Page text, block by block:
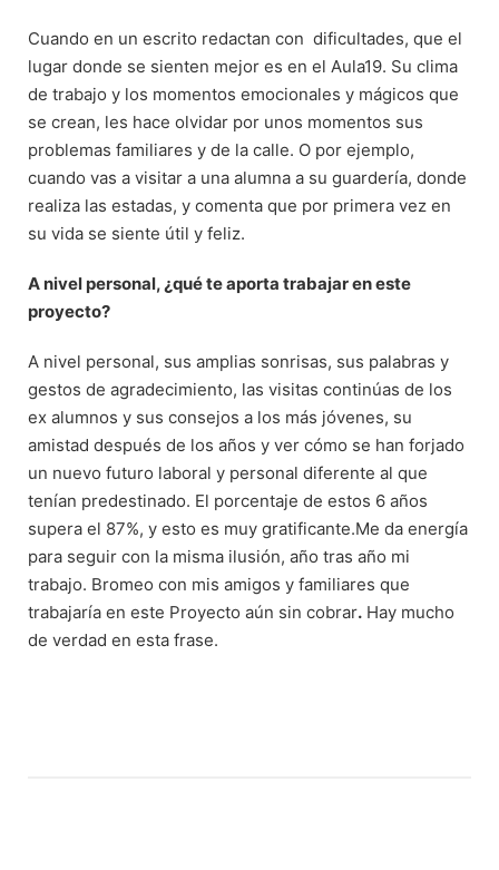
Cuando en un escrito redactan con dificultades, que el
lugar donde se sienten mejor es en el Aula19. Su clima
de trabajo y los momentos emocionales y mágicos que
se crean, les hace olvidar por unos momentos sus
problemas familiares y de la calle. O por ejemplo,
cuando vas a visitar a una alumna a su guardería, donde
realiza las estadas, y comenta que por primera vez en
su vida se siente útil y feliz.
A nivel personal, ¿qué te aporta trabajar en este
proyecto?
A nivel personal, sus amplias sonrisas, sus palabras y
gestos de agradecimiento, las visitas continúas de los
ex alumnos y sus consejos a los más jóvenes, su
amistad después de los años y ver cómo se han forjado
un nuevo futuro laboral y personal diferente al que
tenían predestinado. El porcentaje de estos 6 años
supera el 87%, y esto es muy gratificante.Me da energía
para seguir con la misma ilusión, año tras año mi
trabajo. Bromeo con mis amigos y familiares que
trabajaría en este Proyecto aún sin cobrar. Hay mucho
de verdad en esta frase.